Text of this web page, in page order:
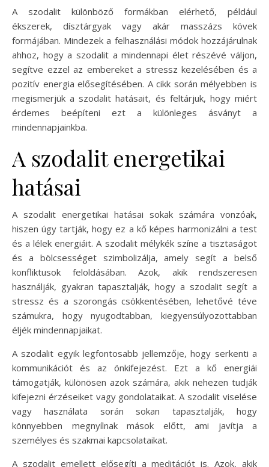
A szodalit különböző formákban elérhető, például
ékszerek, dísztárgyak vagy akár masszázs kövek
formájában. Mindezek a felhasználási módok hozzájárulnak
ahhoz, hogy a szodalit a mindennapi élet részévé váljon,
segítve ezzel az embereket a stressz kezelésében és a
pozitív energia elősegítésében. A cikk során mélyebben is
megismerjük a szodalit hatásait, és feltárjuk, hogy miért
érdemes beépíteni ezt a különleges ásványt a
mindennapjainkba.
A szodalit energetikai
hatásai
A szodalit energetikai hatásai sokak számára vonzóak,
hiszen úgy tartják, hogy ez a kő képes harmonizálni a test
és a lélek energiáit. A szodalit mélykék színe a tisztaságot
és a bölcsességet szimbolizálja, amely segít a belső
konfliktusok feloldásában. Azok, akik rendszeresen
használják, gyakran tapasztalják, hogy a szodalit segít a
stressz és a szorongás csökkentésében, lehetővé téve
számukra, hogy nyugodtabban, kiegyensúlyozottabban
éljék mindennapjaikat.
A szodalit egyik legfontosabb jellemzője, hogy serkenti a
kommunikációt és az önkifejezést. Ezt a kő energiái
támogatják, különösen azok számára, akik nehezen tudják
kifejezni érzéseiket vagy gondolataikat. A szodalit viselése
vagy használata során sokan tapasztalják, hogy
könnyebben megnyílnak mások előtt, ami javítja a
személyes és szakmai kapcsolataikat.
A szodalit emellett elősegíti a meditációt is. Azok, akik